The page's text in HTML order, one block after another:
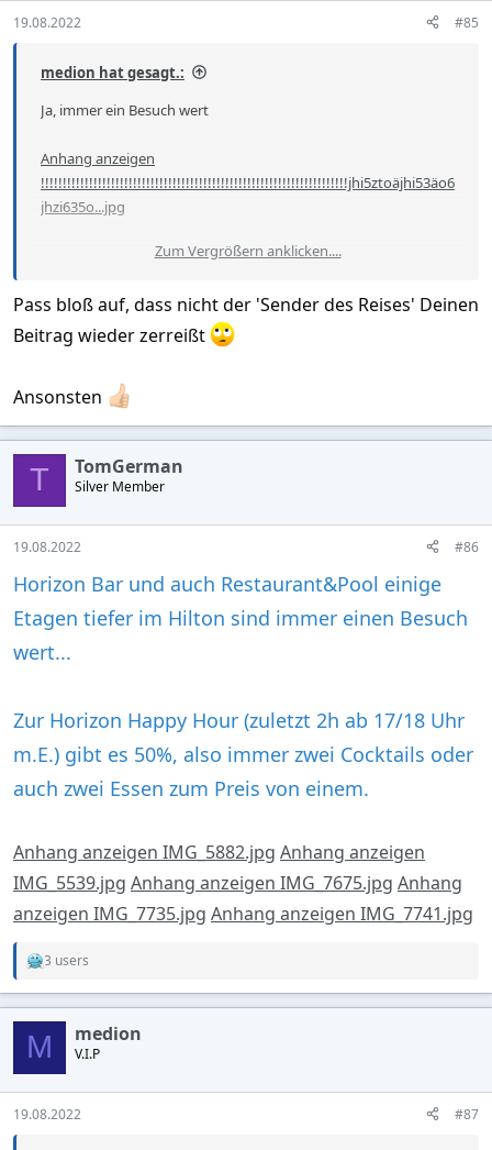
s
:
19.08.2022 #85
medion hat gesagt.:
Ja, immer ein Besuch wert
Anhang anzeigen
!!!!!!!!!!!!!!!!!!!!!!!!!!!!!!!!!!!!!!!!!!!!!!!!!!!!!!!!!!!!!!!!!!!!!!jhi5ztoäjhi53äo6
jhzi635o...jpg
Anhang anzeigen
!!!!!!!!!!!!!!!!!!!!!!!!!!!!!!!!!!!!!!!!!!!!!!!!!!!!!!!!!!!!vioewgjhit4owhgut3o
54ähioä.jpg
Zum Vergrößern anklicken....
Pass bloß auf, dass nicht der 'Sender des Reises' Deinen
Beitrag wieder zerreißt
Ansonsten
T TomGerman
Silver Member
19.08.2022 #86
Horizon Bar und auch Restaurant&Pool einige
Etagen tiefer im Hilton sind immer einen Besuch
wert...
Zur Horizon Happy Hour (zuletzt 2h ab 17/18 Uhr
m.E.) gibt es 50%, also immer zwei Cocktails oder
auch zwei Essen zum Preis von einem.
Anhang anzeigen IMG_5882.jpg Anhang anzeigen
IMG_5539.jpg Anhang anzeigen IMG_7675.jpg Anhang
anzeigen IMG_7735.jpg Anhang anzeigen IMG_7741.jpg
R
c
t
o
n
s
:
3 users
M medion
V.I.P
19.08.2022 #87